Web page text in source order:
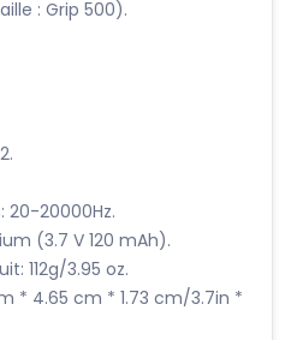
: Grip 500).
20000Hz.
(3.7 V 120 mAh).
112g/3.95 oz.
* 4.65 cm * 1.73 cm/3.7in *